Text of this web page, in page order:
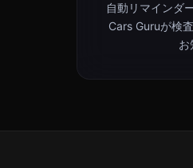
自動リマインダ
Cars Guruが検
お